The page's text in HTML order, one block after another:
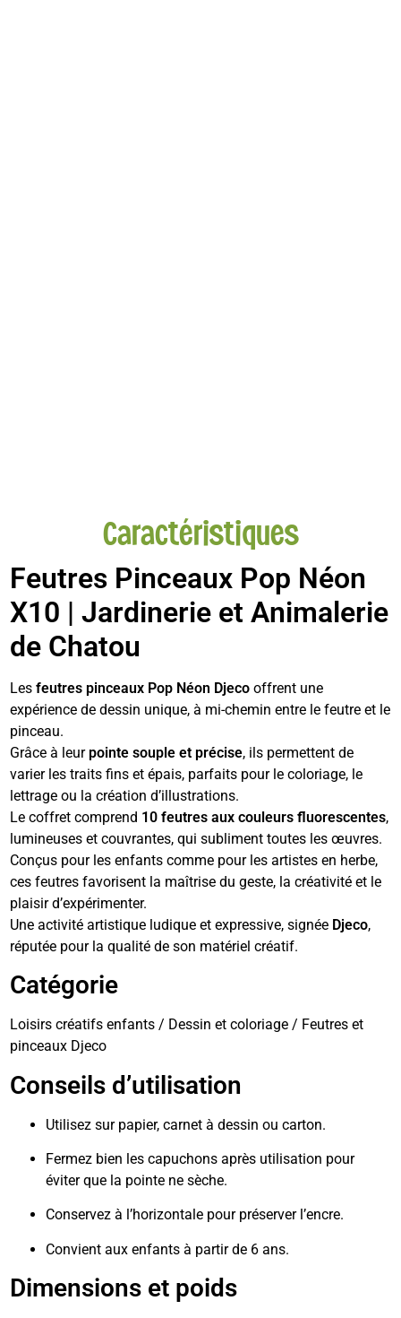
Caractéristiques
Feutres Pinceaux Pop Néon
X10 | Jardinerie et Animalerie
de Chatou
Lesfeutres pinceaux Pop Néon Djeco offrent une
expérience de dessin unique, à mi-chemin entre le feutre et le
pinceau.
Grâce à leur pointe souple et précise, ils permettent de
varier les traits fins et épais, parfaits pour le coloriage, le
lettrage ou la création d’illustrations.
Le coffret comprend 10 feutres aux couleurs fluorescentes,
lumineuses et couvrantes, qui subliment toutes les œuvres.
Conçus pour les enfants comme pour les artistes en herbe,
ces feutres favorisent la maîtrise du geste, la créativité et le
plaisir d’expérimenter.
Une activité artistique ludique et expressive, signée Djeco,
réputée pour la qualité de son matériel créatif.
Catégorie
Loisirs créatifs enfants / Dessin et coloriage / Feutres et
pinceaux Djeco
Conseils d’utilisation
Utilisez sur papier, carnet à dessin ou carton.
Fermez bien les capuchons après utilisation pour
éviter que la pointe ne sèche.
Conservez à l’horizontale pour préserver l’encre.
Convient aux enfants à partir de 6 ans.
Dimensions et poids